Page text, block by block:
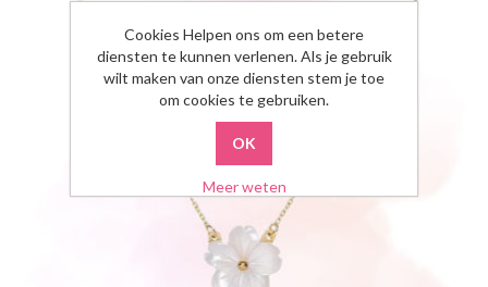
Cookies Helpen ons om een betere
diensten te kunnen verlenen. Als je gebruik
wilt maken van onze diensten stem je toe
om cookies te gebruiken.
Meer weten